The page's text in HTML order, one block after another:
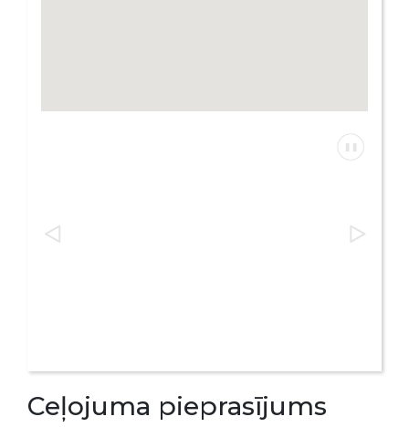
Ceļojuma pieprasījums